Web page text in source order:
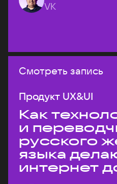
VK
Смотреть запись
Продукт UX&UI
Как
и
русского
языка
интернет